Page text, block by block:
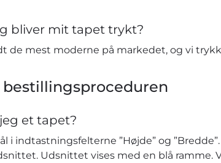
bliver mit tapet trykt?
de mest moderne på markedet, og vi
bestillingsproceduren
et tapet?
i indtastningsfelterne ”Højde” og
Udsnittet vises med en blå ramme.